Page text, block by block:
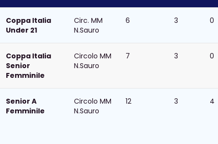
Coppa Italia
Under 21
Circ. MM
N.Sauro
6 3 0
Coppa Italia
Senior
Femminile
Circolo MM
N.Sauro
7 3 0
Senior A
Femminile
Circolo MM
N.Sauro
12 3 4